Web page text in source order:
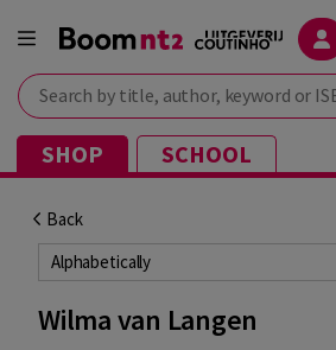
Search by title, author, keyword or ISBN
SHOP SCHOOL
Back
Alphabetically
Wilma van Langen